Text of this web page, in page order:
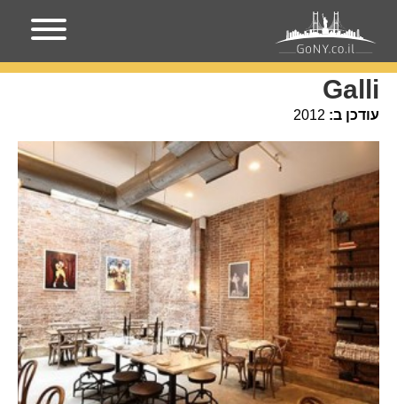
עמוד הבית מקומות בניו-יורק
Galli
עודכן ב: 2012